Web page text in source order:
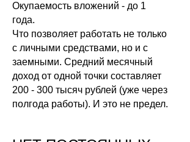
Окупаемость вложений - до 1
года.
Что позволяет работать не только
с личными средствами, но и с
заемными. Средний месячный
доход от одной точки составляет
200 - 300 тысяч рублей (уже через
полгода работы). И это не предел.